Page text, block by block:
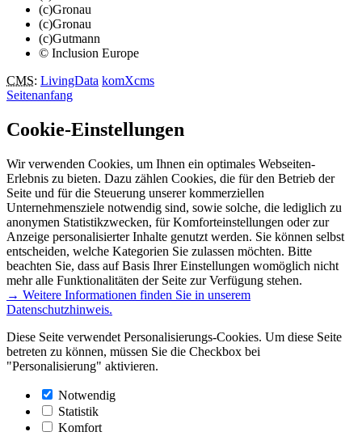
(c)Gronau
(c)Gronau
(c)Gutmann
© Inclusion Europe
CMS: LivingData komXcms
Seitenanfang
Cookie-Einstellungen
Wir verwenden Cookies, um Ihnen ein optimales Webseiten-
Erlebnis zu bieten. Dazu zählen Cookies, die für den Betrieb der
Seite und für die Steuerung unserer kommerziellen
Unternehmensziele notwendig sind, sowie solche, die lediglich zu
anonymen Statistikzwecken, für Komforteinstellungen oder zur
Anzeige personalisierter Inhalte genutzt werden. Sie können selbst
entscheiden, welche Kategorien Sie zulassen möchten. Bitte
beachten Sie, dass auf Basis Ihrer Einstellungen womöglich nicht
mehr alle Funktionalitäten der Seite zur Verfügung stehen.
→ Weitere Informationen finden Sie in unserem
Datenschutzhinweis.
Diese Seite verwendet Personalisierungs-Cookies. Um diese Seite
betreten zu können, müssen Sie die Checkbox bei
"Personalisierung" aktivieren.
Notwendig
Statistik
Komfort